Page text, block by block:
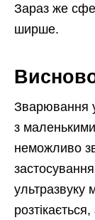
Зараз же
ширше.
Зварювання
з
неможливо
ультразвуку